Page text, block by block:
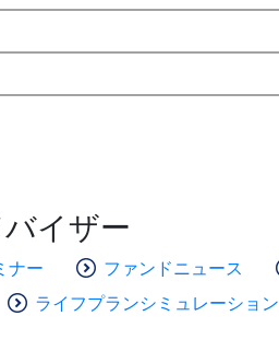
イザー
ナー ファンドニュース
ライフプランシミュレーション